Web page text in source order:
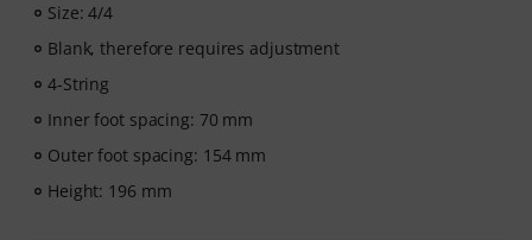
Size: 4/4
Blank, therefore requires adjustment
4-String
Inner foot spacing: 70 mm
Outer foot spacing: 154 mm
Height: 196 mm